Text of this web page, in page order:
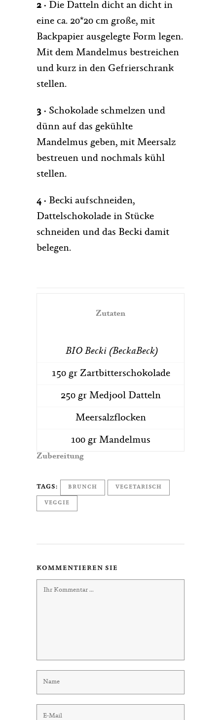
2 · Die Datteln dicht an dicht in
eine ca. 20*20 cm große, mit
Backpapier ausgelegte Form legen.
Mit dem Mandelmus bestreichen
und kurz in den Gefrierschrank
stellen.
3 · Schokolade schmelzen und
dünn auf das gekühlte
Mandelmus geben, mit Meersalz
bestreuen und nochmals kühl
stellen.
4 · Becki aufschneiden,
Dattelschokolade in Stücke
schneiden und das Becki damit
belegen.
Zutaten
BIO Becki (BeckaBeck)
150 gr Zartbitterschokolade
250 gr Medjool Datteln
Meersalzflocken
100 gr Mandelmus
Zubereitung
TAGS: BRUNCH VEGETARISCH
VEGGIE
KOMMENTIEREN SIE